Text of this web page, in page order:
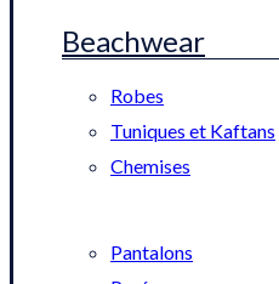
Beachwear
Robes
Tuniques et Kaftans
Chemises
Pantalons